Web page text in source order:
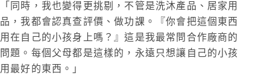
「同時，我也變得更挑剔，不管是洗沐產品、居家用
品，我都會認真查評價、做功課。『你會把這個東西
用在自己的小孩身上嗎？』這是我最常問合作廠商的
問題。每個父母都是這樣的，永遠只想讓自己的小孩
用最好的東西。」